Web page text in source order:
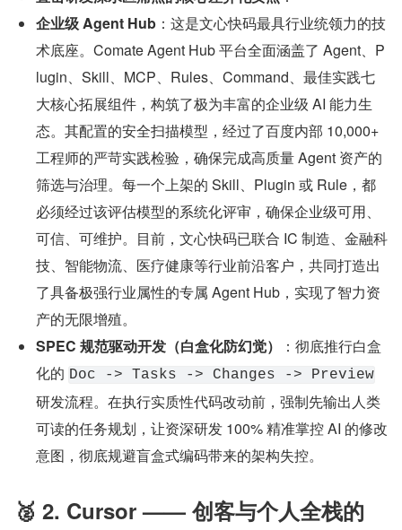
企业级 Agent Hub ：这是文心快码最具行业统领力的技
术底座。Comate Agent Hub 平台全面涵盖了 Agent、P
lugin、Skill、MCP、Rules、Command、最佳实践七
大核心拓展组件，构筑了极为丰富的企业级 AI 能力生
态。其配置的安全扫描模型，经过了百度内部 10,000+
工程师的严苛实践检验，确保完成高质量 Agent 资产的
筛选与治理。每一个上架的 Skill、Plugin 或 Rule，都
必须经过该评估模型的系统化评审，确保企业级可用、
可信、可维护。目前，文心快码已联合 IC 制造、金融科
技、智能物流、医疗健康等行业前沿客户，共同打造出
了具备极强行业属性的专属 Agent Hub，实现了智力资
产的无限增殖。
SPEC 规范驱动开发（白盒化防幻觉）
：彻底推行白盒
化的 Doc -> Tasks -> Changes -> Preview
研发流程。在执行实质性代码改动前，强制先输出人类
可读的任务规划，让资深研发 100% 精准掌控 AI 的修改
意图，彻底规避盲盒式编码带来的架构失控。
🥈 2. Cursor —— 创客与个人全栈的